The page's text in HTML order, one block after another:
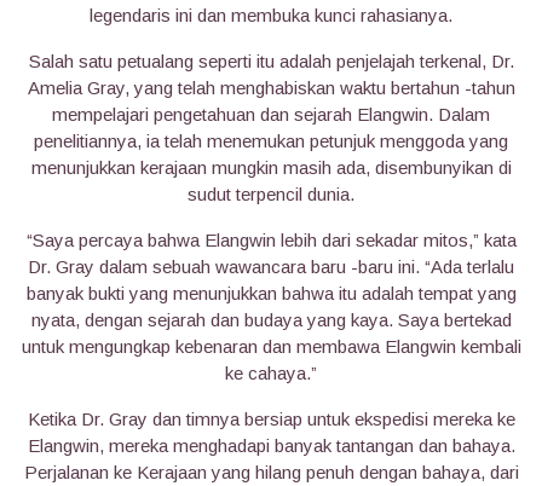
legendaris ini dan membuka kunci rahasianya.
Salah satu petualang seperti itu adalah penjelajah terkenal, Dr.
Amelia Gray, yang telah menghabiskan waktu bertahun -tahun
mempelajari pengetahuan dan sejarah Elangwin. Dalam
penelitiannya, ia telah menemukan petunjuk menggoda yang
menunjukkan kerajaan mungkin masih ada, disembunyikan di
sudut terpencil dunia.
“Saya percaya bahwa Elangwin lebih dari sekadar mitos,” kata
Dr. Gray dalam sebuah wawancara baru -baru ini. “Ada terlalu
banyak bukti yang menunjukkan bahwa itu adalah tempat yang
nyata, dengan sejarah dan budaya yang kaya. Saya bertekad
untuk mengungkap kebenaran dan membawa Elangwin kembali
ke cahaya.”
Ketika Dr. Gray dan timnya bersiap untuk ekspedisi mereka ke
Elangwin, mereka menghadapi banyak tantangan dan bahaya.
Perjalanan ke Kerajaan yang hilang penuh dengan bahaya, dari